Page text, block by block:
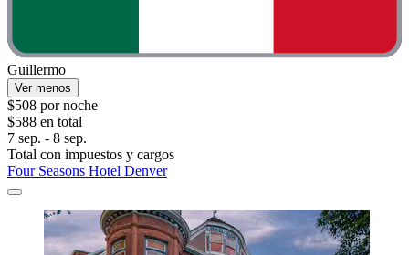
Guillermo
Ver menos
$508 por noche
$588 en total
7 sep. - 8 sep.
Total con impuestos y cargos
Four Seasons Hotel Denver